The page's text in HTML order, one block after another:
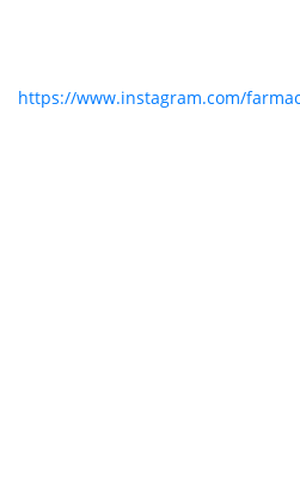
https://www.instagram.com/